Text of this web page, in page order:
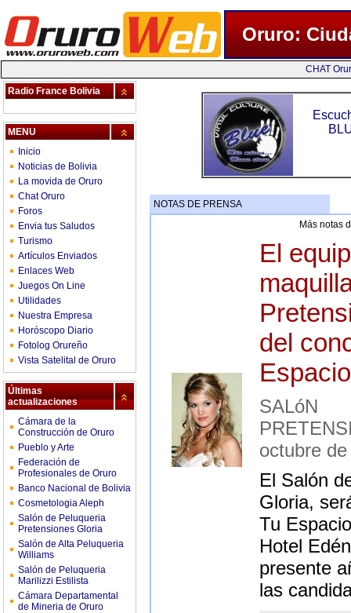
Oruro:
CHAT
Radio France Bolivia
MENU
Inicio
Noticias de Bolivia
La movida de Oruro
Chat Oruro
Foros
Envia tus Saludos
Turismo
Artículos Enviados
Enlaces Web
Juegos On Line
Utilidades
Nuestra Empresa
Horóscopo Diario
Fotolog Orureño
Vista Satelital de Oruro
Últimas
actualizaciones
Cámara de la
Construcción de Oruro
Pueblo y Arte
Federación de
Profesionales de Oruro
Banco Nacional de Bolivia
Cosmetologia Aleph
Salón de Peluqueria
Pretensiones Gloria
Salón de Alta Peluqueria
Williams
Salón de Peluqueria
Marilizzi Estilista
Cámara Departamental
de Mineria de Oruro
NOTAS DE PRENSA
Más notas
El
del
octubre
El Salón
Gloria,
Tu
Hotel
presente
las